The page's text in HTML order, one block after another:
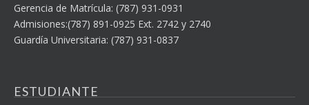
Gerencia de Matrícula: (787) 931-0931
Admisiones:(787) 891-0925 Ext. 2742 y 2740
Guardía Universitaria: (787) 931-0837
ESTUDIANTE